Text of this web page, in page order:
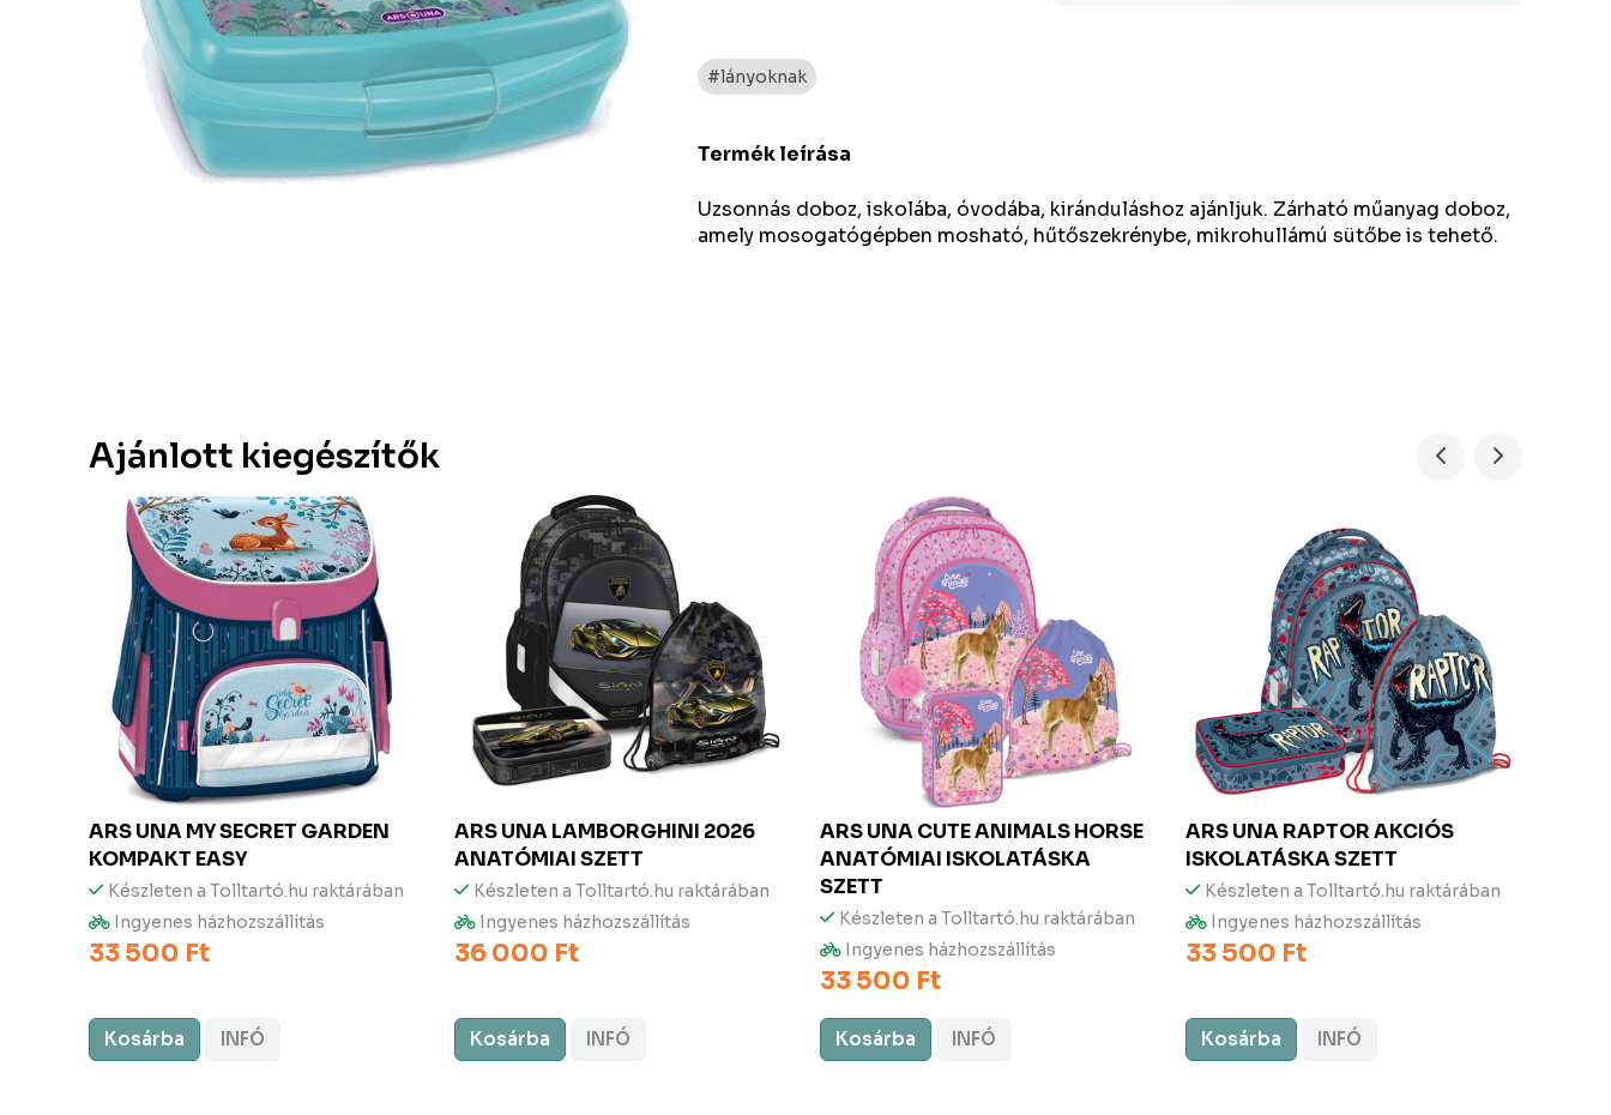
#lányoknak
Termék leírása
Uzsonnás doboz, iskolába, óvodába, kiránduláshoz ajánljuk. Zárható műanyag doboz,
amely mosogatógépben mosható, hűtőszekrénybe, mikrohullámú sütőbe is tehető.
Ajánlott kiegészítők
ARS UNAMY SECRET GARDEN
KOMPAKT EASY
Készleten a Tolltartó.hu raktárában
Ingyenes házhozszállítás
33 500 Ft
Kosárba INFÓ
ARS UNALAMBORGHINI 2026
ANATÓMIAI SZETT
Készleten a Tolltartó.hu raktárában
Ingyenes házhozszállítás
36 000 Ft
Kosárba INFÓ
ARS UNACUTE ANIMALS HORSE
ANATÓMIAI ISKOLATÁSKA
SZETT
Készleten a Tolltartó.hu raktárában
Ingyenes házhozszállítás
33 500 Ft
Kosárba INFÓ
ARS UNARAPTOR AKCIÓS
ISKOLATÁSKA SZETT
Készleten a Tolltartó.hu raktárában
Ingyenes házhozszállítás
33 500 Ft
Kosárba INFÓ